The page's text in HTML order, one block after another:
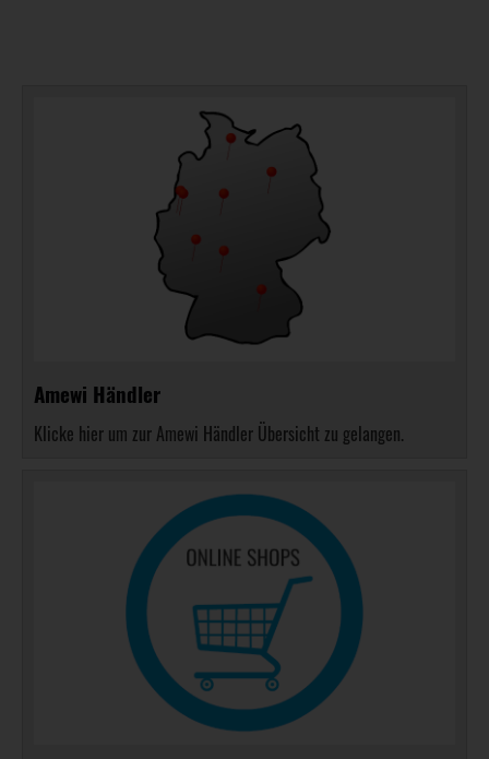
Amewi Händler
Klicke hier um zur Amewi Händler Übersicht zu gelangen.